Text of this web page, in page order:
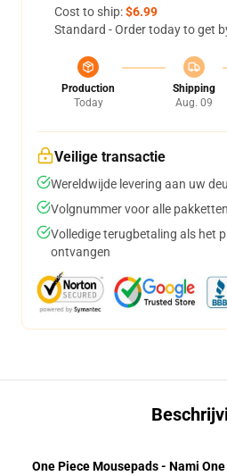
Cost to ship:$6.99
Standard - Order today to get
Production
Today
Shipping
Aug. 09
Veilige transactie
Wereldwijde levering aan uw
Volgnummer voor alle
Volledige terugbetaling als het
ontvangen
One Piece Mousepads - Nami